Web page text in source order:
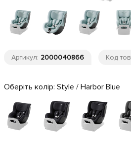
Артикул: 2000040866 Код
Оберіть колір: Style / Harbor Blue